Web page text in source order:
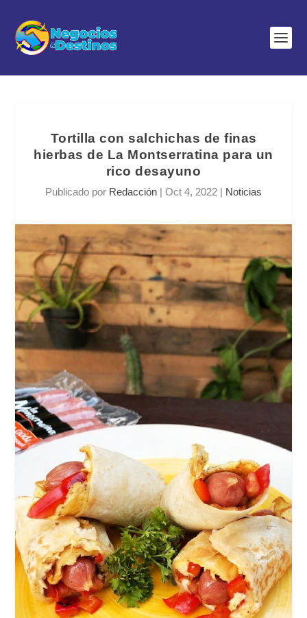
Tortilla con salchichas de finas
hierbas de La Montserratina para un
rico desayuno
Publicado por Redacción | Oct 4, 2022 | Noticias